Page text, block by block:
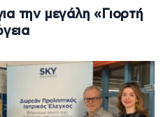
την μεγάλη «Γιορτή